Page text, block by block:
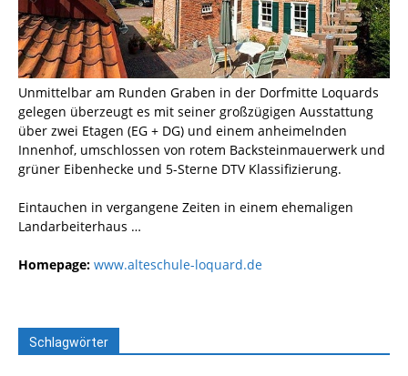
Unmittelbar am Runden Graben in der Dorfmitte Loquards
gelegen überzeugt es mit seiner großzügigen Ausstattung
über zwei Etagen (EG + DG) und einem anheimelnden
Innenhof, umschlossen von rotem Backsteinmauerwerk und
grüner Eibenhecke und 5-Sterne DTV Klassifizierung.
Eintauchen in vergangene Zeiten in einem ehemaligen
Landarbeiterhaus …
Homepage: www.alteschule-loquard.de
Schlagwörter